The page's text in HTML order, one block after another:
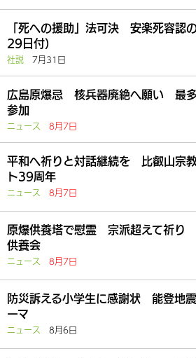
「死への援助」法可決 安楽死容認
29日付）
社説 7月31日
広島原爆忌 核兵器廃絶へ願い 最
参加
ニュース 8月7日
平和へ祈りと対話継続を 比叡山宗
ト39周年
ニュース 8月7日
原爆供養塔で慰霊 宗派超えて祈り
供養会
ニュース 8月7日
防災訴える小学生に感謝状 能登地
ーマ
ニュース 8月6日